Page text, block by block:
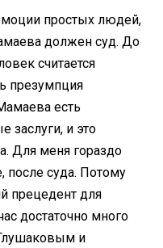
простых людей,
должен суд. До
считается
презумпция
есть
заслуги, и это
Для меня гораздо
после суда. Потому
прецедент для
достаточно много
и